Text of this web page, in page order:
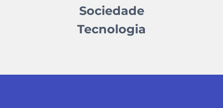
Sociedade
Tecnologia